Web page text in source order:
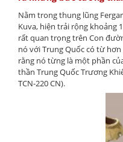
Nằm trong thung lũng
Kuva, hiện trải rộng khoảng
rất quan trọng trên Con
nó với Trung Quốc có từ
rằng nó từng là một phần
thần Trung Quốc Trương
TCN-220 CN).